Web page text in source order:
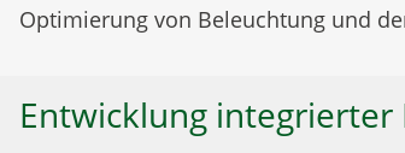
Optimierung von Beleuchtung und
Entwicklung